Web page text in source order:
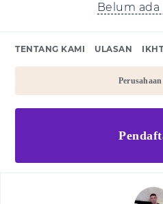
Belum
TENTANG KAMI ULASAN